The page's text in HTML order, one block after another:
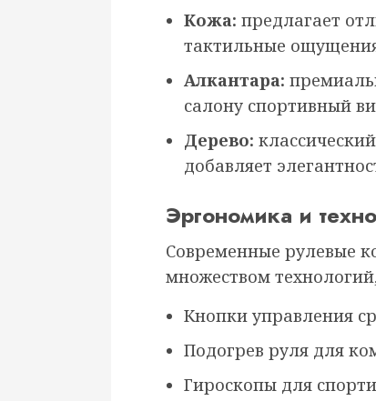
Кожа: предлагает
тактильные
Алкантара:
салону спортивный
Дерево:
добавляет
Эргономика и
Современные рулевые
множеством
Кнопки управления
Подогрев руля для
Гироскопы для